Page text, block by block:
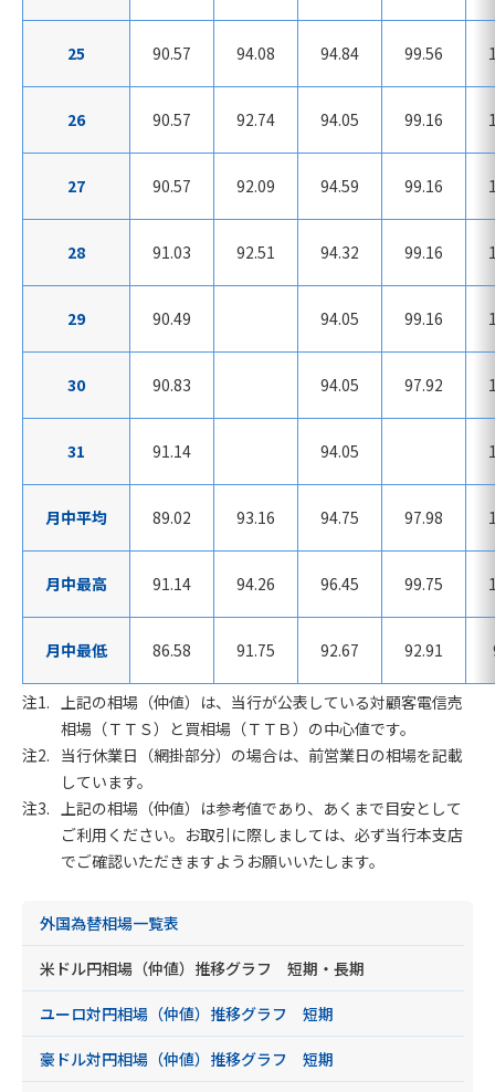
25 90.57 94.08 94.84 99.56
26 90.57 92.74 94.05 99.16
27 90.57 92.09 94.59 99.16
28 91.03 92.51 94.32 99.16
29 90.49 94.05 99.16
30 90.83 94.05 97.92
31 91.14 94.05
月中平均 89.02 93.16 94.75 97.98
月中最高 91.14 94.26 96.45 99.75
月中最低 86.58 91.75 92.67 92.91
上記の相場（仲値）は、当行が公表している対顧客電信売
相場（ＴＴＳ）と買相場（ＴＴＢ）の中心値です。
当行休業日（網掛部分）の場合は、前営業日の相場を記載
しています。
上記の相場（仲値）は参考値であり、あくまで目安として
ご利用ください。お取引に際しましては、必ず当行本支店
でご確認いただきますようお願いいたします。
外国為替相場一覧表
米ドル円相場（仲値）推移グラフ 短期・長期
ユーロ対円相場（仲値）推移グラフ 短期
豪ドル対円相場（仲値）推移グラフ 短期